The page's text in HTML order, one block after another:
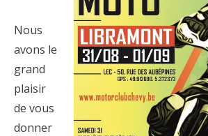
Nous
avons le
grand
plaisir
de vous
donner